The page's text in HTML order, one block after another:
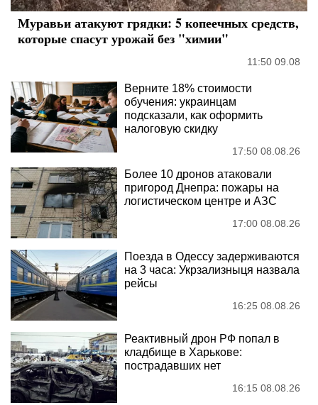
Муравьи атакуют грядки: 5 копеечных средств,
которые спасут урожай без "химии"
11:50 09.08
Верните 18% стоимости
обучения: украинцам
подсказали, как оформить
налоговую скидку
17:50 08.08.26
Более 10 дронов атаковали
пригород Днепра: пожары на
логистическом центре и АЗС
17:00 08.08.26
Поезда в Одессу задерживаются
на 3 часа: Укрзализныця назвала
рейсы
16:25 08.08.26
Реактивный дрон РФ попал в
кладбище в Харькове:
пострадавших нет
16:15 08.08.26